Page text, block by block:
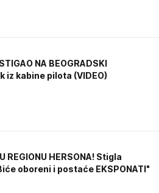
NA BEOGRADSKI
iz kabine pilota (VIDEO)
REGIONU HERSONA! Stigla
oboreni i postaće EKSPONATI"